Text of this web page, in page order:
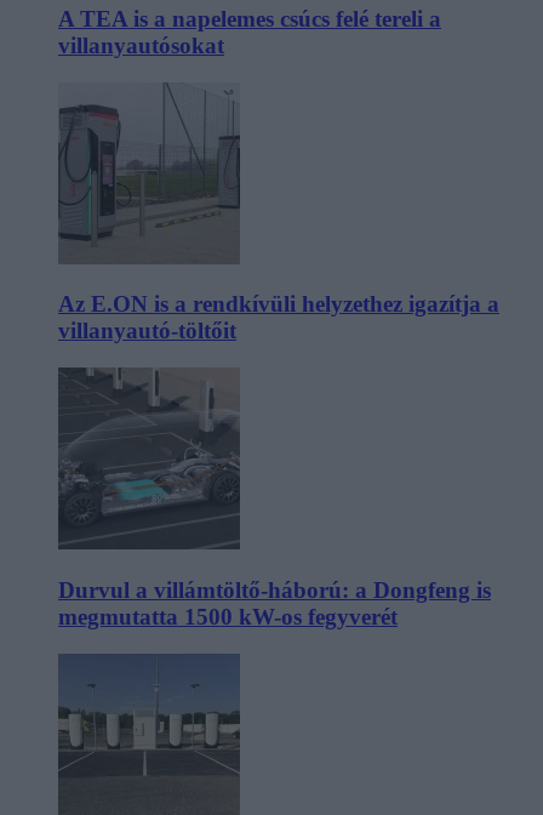
A TEA is a napelemes csúcs felé tereli a
villanyautósokat
Az E.ON is a rendkívüli helyzethez igazítja a
villanyautó-töltőit
Durvul a villámtöltő-háború: a Dongfeng is
megmutatta 1500 kW-os fegyverét